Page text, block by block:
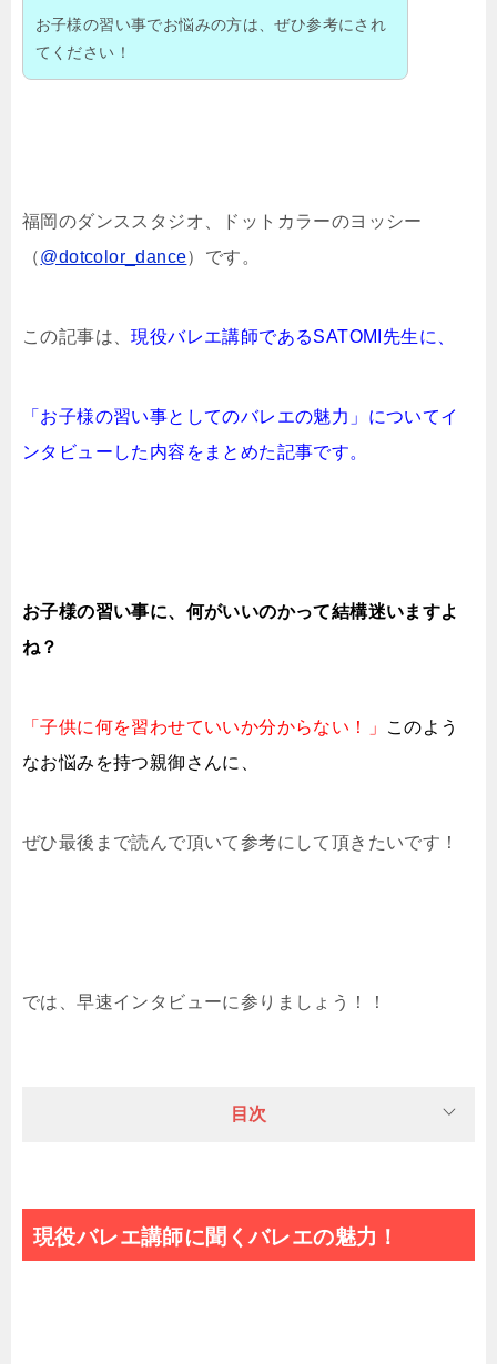
お子様の習い事でお悩みの方は、ぜひ参考にされ
てください！
福岡のダンススタジオ、ドットカラーのヨッシー
（@dotcolor_dance）です。
この記事は、現役バレエ講師であるSATOMI先生に、
「お子様の習い事としてのバレエの魅力」についてイ
ンタビューした 内容をまとめた記事です。
お子様の習い事に、何がいいのかって結構迷いますよ
ね？
「子供に何を習わせていいか分からない！」
このよう
なお悩みを持つ親御さんに、
ぜひ最後まで読んで頂いて参考にして頂きたいです！
では、早速インタビューに参りましょう！！
目次
現役バレエ講師に聞くバレエの魅力！